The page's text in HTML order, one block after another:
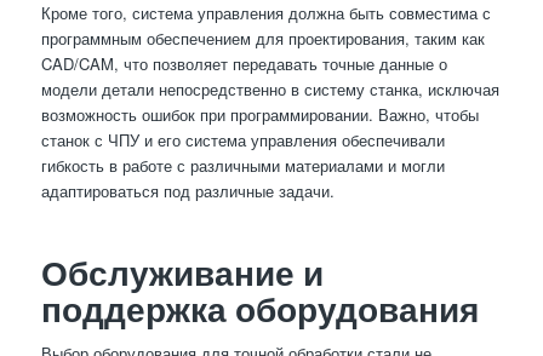
Кроме того, система управления должна быть совместима с
программным обеспечением для проектирования, таким как
CAD/CAM, что позволяет передавать точные данные о
модели детали непосредственно в систему станка, исключая
возможность ошибок при программировании. Важно, чтобы
станок с ЧПУ и его система управления обеспечивали
гибкость в работе с различными материалами и могли
адаптироваться под различные задачи.
Обслуживание и
поддержка оборудования